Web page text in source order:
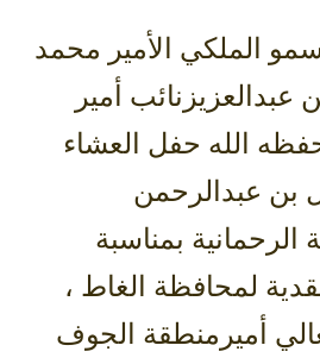
الملكي الأمير محمد
أمير
الله حفل العشاء
بن عبدالرحمن
بمناسبة
لمحافظة الغاط ،
أميرمنطقة الجوف